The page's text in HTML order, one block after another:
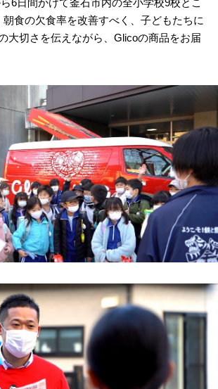
朝食の欠食率を改善すべく、子どもたちに
大切さを伝えながら、Glicoの商品をお届